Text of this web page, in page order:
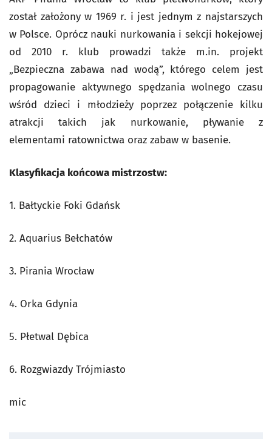
został założony w 1969 r. i jest jednym z najstarszych
w Polsce. Oprócz nauki nurkowania i sekcji hokejowej
od 2010 r. klub prowadzi także m.in. projekt
„Bezpieczna zabawa nad wodą”, którego celem jest
propagowanie aktywnego spędzania wolnego czasu
wśród dzieci i młodzieży poprzez połączenie kilku
atrakcji takich jak nurkowanie, pływanie z
elementami ratownictwa oraz zabaw w basenie.
Klasyfikacja końcowa mistrzostw:
1. Bałtyckie Foki Gdańsk
2. Aquarius Bełchatów
3. Pirania Wrocław
4. Orka Gdynia
5. Płetwal Dębica
6. Rozgwiazdy Trójmiasto
mic